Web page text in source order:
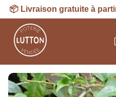
📦 Livraison gratuite à